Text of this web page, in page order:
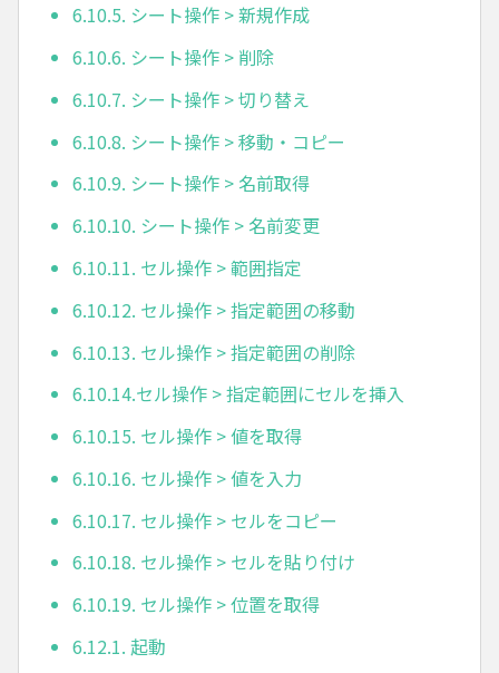
6.10.5. シート操作 > 新規作成
6.10.6. シート操作 > 削除
6.10.7. シート操作 > 切り替え
6.10.8. シート操作 > 移動・コピー
6.10.9. シート操作 > 名前取得
6.10.10. シート操作 > 名前変更
6.10.11. セル操作 > 範囲指定
6.10.12. セル操作 > 指定範囲の移動
6.10.13. セル操作 > 指定範囲の削除
6.10.14.セル操作 > 指定範囲にセルを挿入
6.10.15. セル操作 > 値を取得
6.10.16. セル操作 > 値を入力
6.10.17. セル操作 > セルをコピー
6.10.18. セル操作 > セルを貼り付け
6.10.19. セル操作 > 位置を取得
6.12.1. 起動